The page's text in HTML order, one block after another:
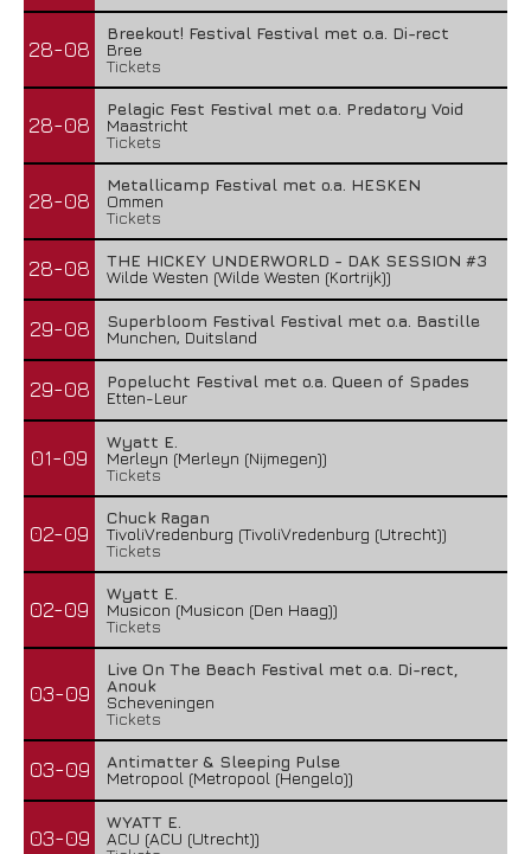
28-08
Breekout! Festival Festival met o.a. Di-rect
Bree
Tickets
28-08
Pelagic Fest Festival met o.a. Predatory Void
Maastricht
Tickets
28-08
Metallicamp Festival met o.a. HESKEN
Ommen
Tickets
28-08
THE HICKEY UNDERWORLD - DAK SESSION #3
Wilde Westen (Wilde Westen (Kortrijk))
29-08
Superbloom Festival Festival met o.a. Bastille
Munchen, Duitsland
29-08
Popelucht Festival met o.a. Queen of Spades
Etten-Leur
01-09
Wyatt E.
Merleyn (Merleyn (Nijmegen))
Tickets
02-09
Chuck Ragan
TivoliVredenburg (TivoliVredenburg (Utrecht))
Tickets
02-09
Wyatt E.
Musicon (Musicon (Den Haag))
Tickets
03-09
Live On The Beach Festival met o.a. Di-rect,
Anouk
Scheveningen
Tickets
03-09
Antimatter & Sleeping Pulse
Metropool (Metropool (Hengelo))
03-09
WYATT E.
ACU (ACU (Utrecht))